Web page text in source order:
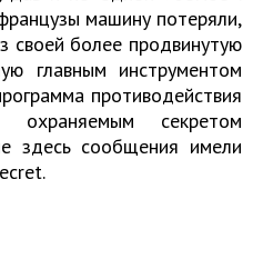
машину потеряли,
своей более продвинутую
главным инструментом
противодействия
секретом
здесь сообщения имели